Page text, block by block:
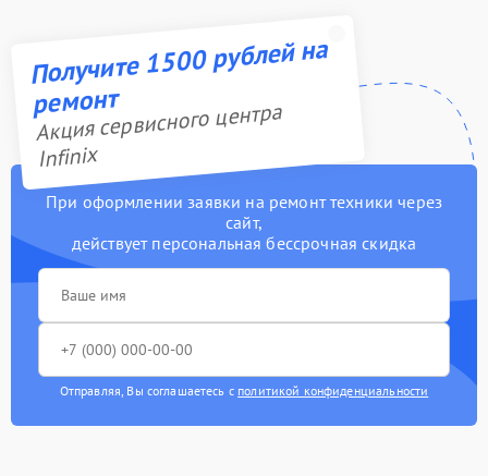
Получите 1500 рублей на
ремонт
Акция сервисного центра
Infinix
При оформлении заявки на ремонт техники через
сайт,
действует персональная бессрочная скидка
Отправляя, Вы соглашаетесь с политикой конфиденциальности